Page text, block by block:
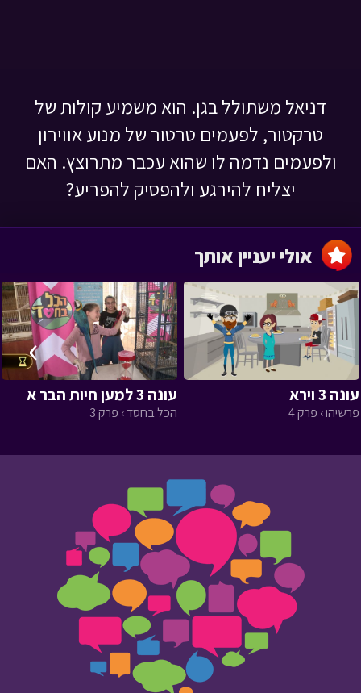
דניאל משתולל בגן. הוא משמיע קולות של
טרקטור, לפעמים טרטור של מנוע אווירון
ולפעמים נדמה לו שהוא עכבר מתרוצץ. האם
יצליח להירגע ולהפסיק להפריע?
עונה 3 וירא
פרשיהו › פרק 4
עונה 3 למען חיות הבר א
הכל בחסד › פרק 3
‹
›